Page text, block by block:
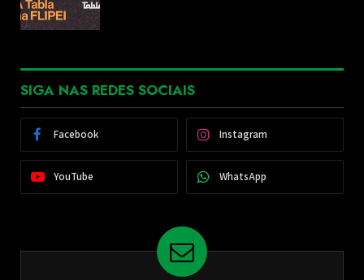
SIGA NAS REDES SOCIAIS
Facebook Instagram
YouTube WhatsApp